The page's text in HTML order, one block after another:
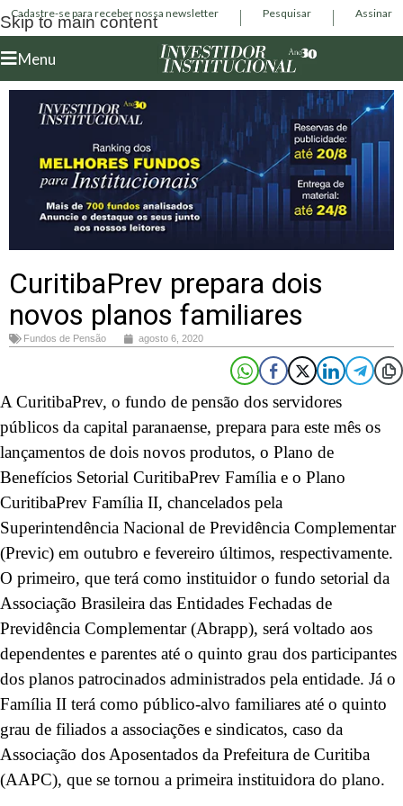
Skip to main content
Cadastre-se para receber nossa newsletter Pesquisar Assinar
Menu
CuritibaPrev prepara dois
novos planos familiares
Fundos de Pensão agosto 6, 2020
A CuritibaPrev, o fundo de pensão dos servidores
públicos da capital paranaense, prepara para este mês os
lançamentos de dois novos produtos, o Plano de
Benefícios Setorial CuritibaPrev Família e o Plano
CuritibaPrev Família II, chancelados pela
Superintendência Nacional de Previdência Complementar
(Previc) em outubro e fevereiro últimos, respectivamente.
O primeiro, que terá como instituidor o fundo setorial da
Associação Brasileira das Entidades Fechadas de
Previdência Complementar (Abrapp), será voltado aos
dependentes e parentes até o quinto grau dos participantes
dos planos patrocinados administrados pela entidade. Já o
Família II terá como público-alvo familiares até o quinto
grau de filiados a associações e sindicatos, caso da
Associação dos Aposentados da Prefeitura de Curitiba
(AAPC), que se tornou a primeira instituidora do plano.